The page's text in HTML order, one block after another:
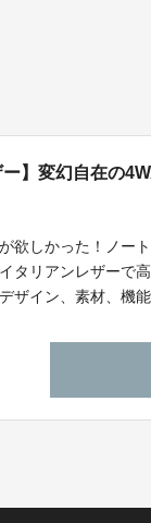
ー】変幻自在の
欲しかった！ノー
タリアンレザーで
ザイン、素材、機